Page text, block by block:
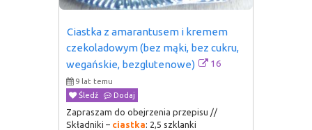
Ciastka z amarantusem i kremem
czekoladowym (bez mąki, bez cukru,
wegańskie, bezglutenowe)
16
9 lat temu
Śledź
Dodaj
Zapraszam do obejrzenia przepisu //
Składniki – ciastka: 2,5 szklanki